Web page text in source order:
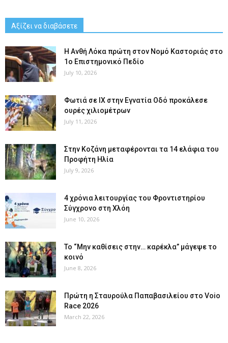
Αξίζει να διαβάσετε
Η Ανθή Λόκα πρώτη στον Νομό Καστοριάς στο
1ο Επιστημονικό Πεδίο
July 10, 2026
Φωτιά σε ΙΧ στην Εγνατία Οδό προκάλεσε
ουρές χιλιομέτρων
July 11, 2026
Στην Κοζάνη μεταφέρονται τα 14 ελάφια του
Προφήτη Ηλία
July 9, 2026
4 χρόνια λειτουργίας του Φροντιστηρίου
Σύγχρονο στη Χλόη
June 10, 2026
Το “Μην καθίσεις στην… καρέκλα” μάγεψε το
κοινό
June 8, 2026
Πρώτη η Σταυρούλα Παπαβασιλείου στο Voio
Race 2026
March 22, 2026